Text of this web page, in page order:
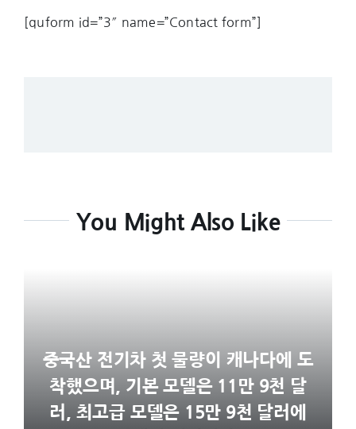
[quform id=”3″ name=”Contact form”]
You Might Also Like
중국산 전기차 첫 물량이 캐나다에 도
착했으며, 기본 모델은 11만 9천 달
러, 최고급 모델은 15만 9천 달러에